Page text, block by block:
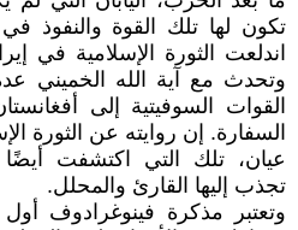
تكون لها تلك القوة والنفوذ
اندلعت الثورة الإسلامية في
وتحدث مع آية الله الخميني
القوات السوفيتية إلى
السفارة. إن روايته عن الثورة
عيان، تلك التي اكتشفت
تجذب إليها القارئ والمحلل‎.‎
وتعتبر مذكرة فينوغرادوف